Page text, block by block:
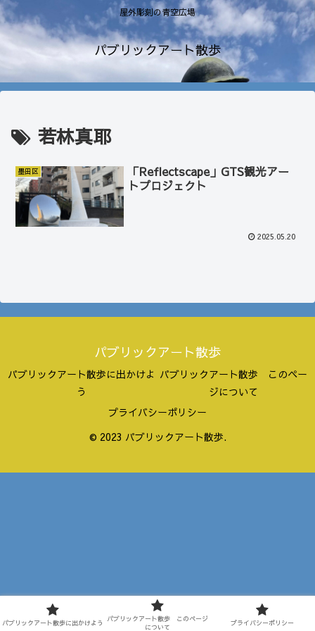
屋外彫刻の青空広場
パブリックアート散歩
若林真耶
墨田区
「Reflectscape」GTS観光アー
トプロジェクト
2025.05.20
パブリックアート散歩
パブリックアート散歩に出かけよ
う
パブリックアート散歩 このペー
ジについて
プライバシーポリシー
© 2023 パブリックアート散歩.
パブリックアート散歩に出かけよう
パブリックアート散歩 このページ
について
プライバシーポリシー